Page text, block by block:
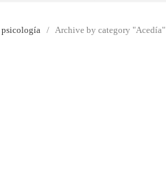
psicología / Archive by category "Acedía"